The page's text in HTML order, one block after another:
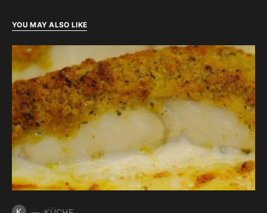
YOU MAY ALSO LIKE